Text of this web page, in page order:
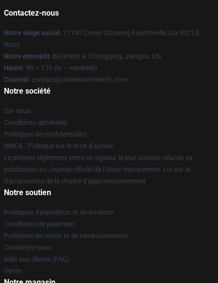
Contactez-nous
Notre siège social : 11145 Covey Crossing Fayetteville, Ga 30215,
Nous
Notre entrepôt: Bâtiment 9, Chongqing, Jiangsu, CN
Heure: 9h – 17h (lu – vendredi)
Courriel : contact@underoathmerch.com
Notre société
Sur nous
Conditions générales
Politiques de confidentialité
DMCA - Politique sur le droit d'auteur
Le présent règlement entre en vigueur le jour suivant celui de sa
publication au Journal officiel de l'Union européenne. Loi sur la
transparence de la chaîne d'approvisionnement
Notre soutien
Politiques d'expédition et de livraison
Conditions de paiement
Politiques de retour et de remboursement
Contactez-nous
Aide aux clients (FAQ)
Vente